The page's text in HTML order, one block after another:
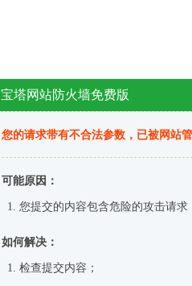
宝塔网站防火墙免费版
您的请求带有不合法参数，已被网站
可能原因：
您提交的内容包含危险的攻击请求
如何解决：
检查提交内容；